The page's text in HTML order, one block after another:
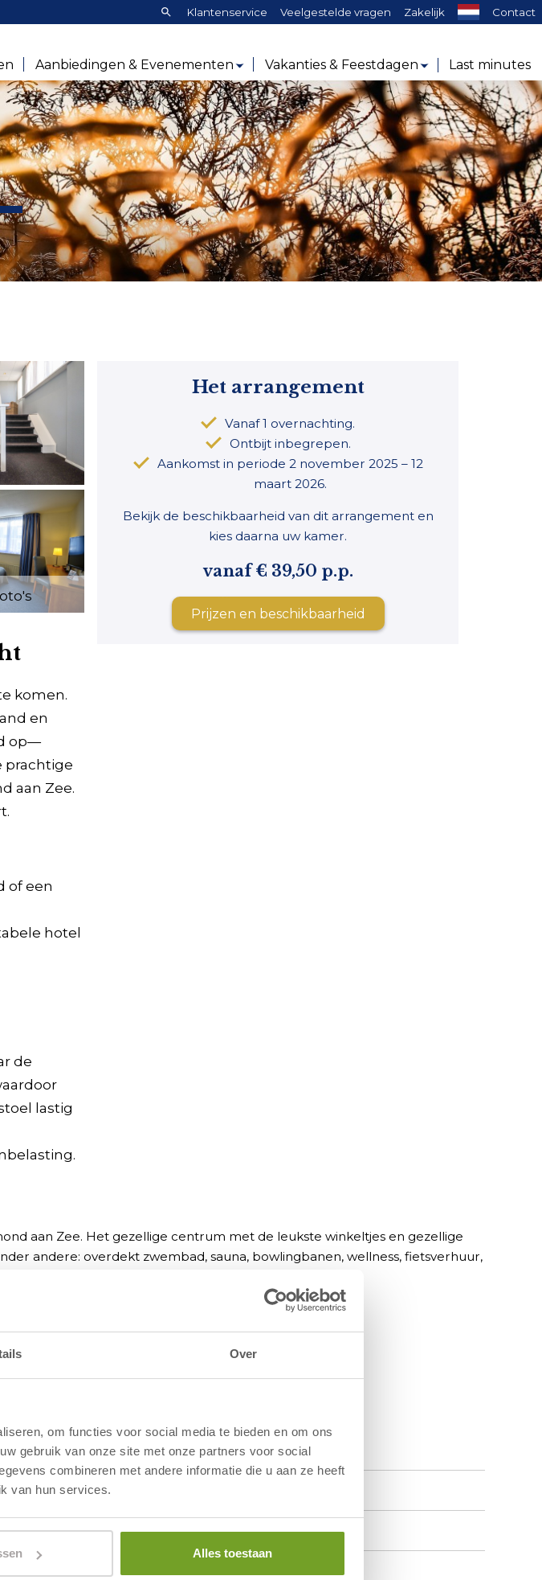
Over
om functies voor social media te bieden en om ons
gebruik van onze site met onze partners voor social
combineren met andere informatie die u aan ze heeft
van hun services.
Alles toestaan
Zoeken:Klantenservice Veelgestelde vragen Zakelijk Contact
Aanbiedingen & Evenementen Vakanties & Feestdagen Last minutes
komen.
en
op—
prachtige
aan Zee.
of een
hotel
Het arrangement
Vanaf 1 overnachting.
Ontbijt inbegrepen.
Aankomst in periode 2 november 2025 – 12
maart 2026.
Bekijk de beschikbaarheid van dit arrangement en
kies daarna uw kamer.
vanaf € 39,50 p.p.
Prijzen en beschikbaarheid
de
lastig
aan Zee. Het gezellige centrum met de leukste winkeltjes en gezellige
andere: overdekt zwembad, sauna, bowlingbanen, wellness, fietsverhuur,